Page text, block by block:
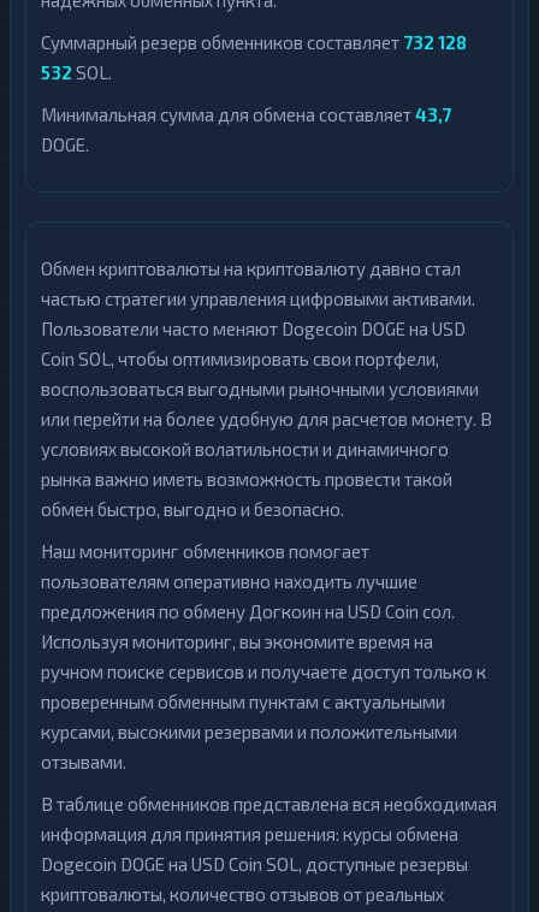
Суммарный резерв обменников составляет 732 128
532 SOL.
Минимальная сумма для обмена составляет43,7
DOGE.
Обмен криптовалюты на криптовалюту давно стал
частью стратегии управления цифровыми активами.
Пользователи часто меняют Dogecoin DOGE на USD
Coin SOL, чтобы оптимизировать свои портфели,
воспользоваться выгодными рыночными условиями
или перейти на более удобную для расчетов монету. В
условиях высокой волатильности и динамичного
рынка важно иметь возможность провести такой
обмен быстро, выгодно и безопасно.
Наш мониторинг обменников помогает
пользователям оперативно находить лучшие
предложения по обмену Догкоин на USD Coin сол.
Используя мониторинг, вы экономите время на
ручном поиске сервисов и получаете доступ только к
проверенным обменным пунктам с актуальными
курсами, высокими резервами и положительными
отзывами.
В таблице обменников представлена вся необходимая
информация для принятия решения: курсы обмена
Dogecoin DOGE на USD Coin SOL, доступные резервы
криптовалюты, количество отзывов от реальных